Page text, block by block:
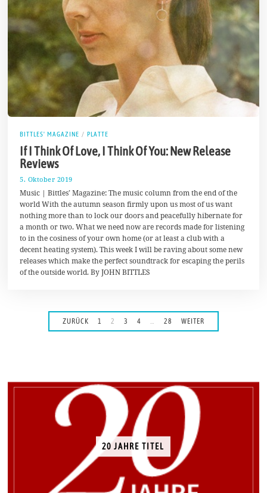
BITTLES' MAGAZINE / PLATTE
If I Think Of Love, I Think Of You: New Release
Reviews
5. Oktober 2019
.
O
k
b
e
r
0
Music | Bittles’ Magazine: The music column from the end of the
world With the autumn season firmly upon us most of us want
nothing more than to lock our doors and peacefully hibernate for
a month or two. What we need now are records made for listening
to in the cosiness of your own home (or at least a club with a
decent heating system). This week I will be raving about some new
releases which make the perfect soundtrack for escaping the perils
of the outside world. By JOHN BITTLES
ZURÜCK 1 2 3 4 28 WEITER
20 JAHRE TITEL